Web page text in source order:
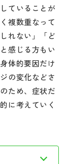
ていることが
複数重なって
れない」「ど
感じる方もい
体的要因だけ
の変化などさ
ため、症状だ
に考えていく